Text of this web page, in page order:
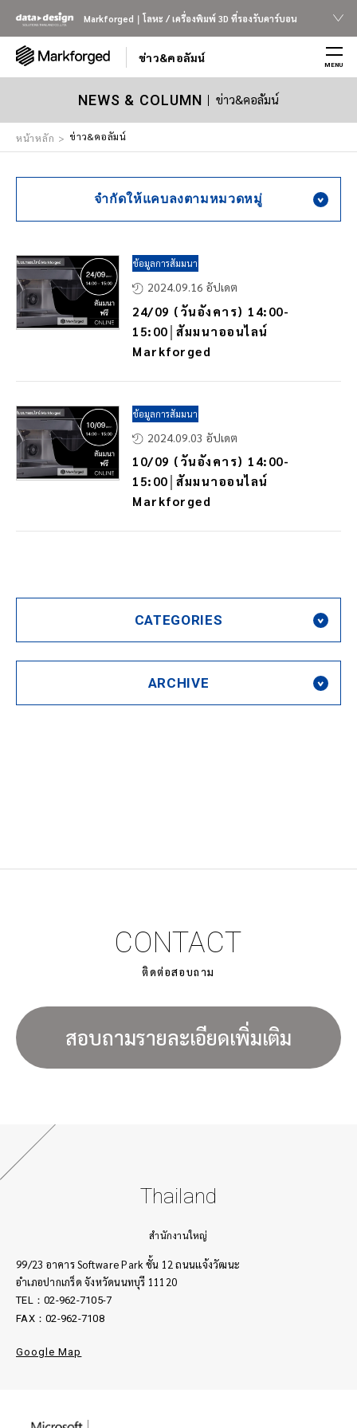
Markforged｜โลหะ / เครื่องพิมพ์ 3D ที่รองรับคาร์บอน
ข่าว&คอลัมน์
MENU
NEWS & COLUMN ข่าว&คอลัมน์
หน้าหลัก ข่าว&คอลัมน์
จำกัดให้แคบลงตามหมวดหมู่
ข้อมูลการสัมมนา
2024.09.16 อัปเดต
24/09 (วันอังคาร) 14:00-
15:00│สัมมนาออนไลน์
Markforged
ข้อมูลการสัมมนา
2024.09.03 อัปเดต
10/09 (วันอังคาร) 14:00-
15:00│สัมมนาออนไลน์
Markforged
CATEGORIES
ARCHIVE
CONTACT
ติดต่อสอบถาม
สอบถามรายละเอียดเพิ่มเติม
Thailand
สำนักงานใหญ่
99/23 อาคาร Software Park ชั้น 12 ถนนเเจ้งวัฒนะ
อำเภอปากเกร็ด จังหวัดนนทบุรี 11120
TEL：02-962-7105-7
FAX：02-962-7108
Google Map